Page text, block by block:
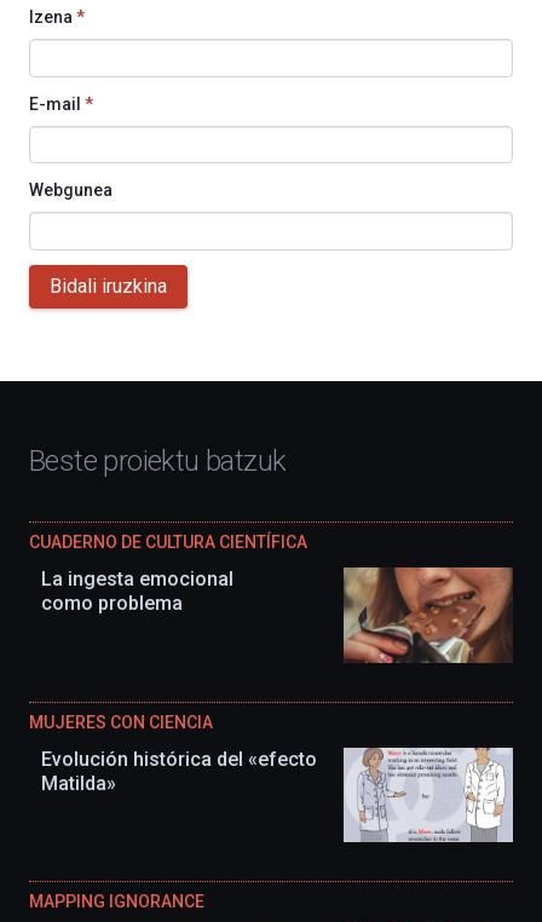
Izena*
E-mail *
Webgunea
Bidali iruzkina
Beste proiektu batzuk
CUADERNO DE CULTURA CIENTÍFICA
La ingesta emocional
como problema
MUJERES CON CIENCIA
Evolución histórica del «efecto
Matilda»
MAPPING IGNORANCE